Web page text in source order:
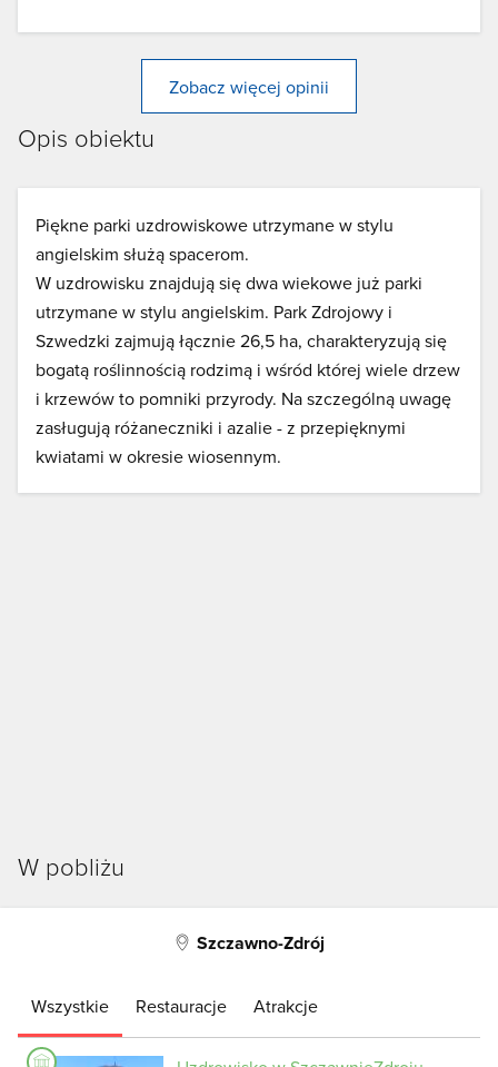
Zobacz więcej opinii
Opis obiektu
Piękne parki uzdrowiskowe utrzymane w stylu
angielskim służą spacerom.
W uzdrowisku znajdują się dwa wiekowe już parki
utrzymane w stylu angielskim. Park Zdrojowy i
Szwedzki zajmują łącznie 26,5 ha, charakteryzują się
bogatą roślinnością rodzimą i wśród której wiele drzew
i krzewów to pomniki przyrody. Na szczególną uwagę
zasługują różaneczniki i azalie - z przepięknymi
kwiatami w okresie wiosennym.
W pobliżu
Szczawno-Zdrój
Wszystkie Restauracje Atrakcje